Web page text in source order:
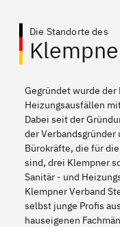
Die Standorte des
Gegründet wurde der
Heizungsausfällen
Dabei seit der
der
Bürokräfte, die für
sind, drei Klempner
Sanitär - und
Klempner Verband
selbst junge Profis
hauseigenen